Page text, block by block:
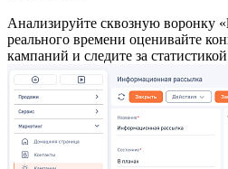
Анализируйте сквозную воронку
реального времени оценивайте
кампаний и следите за